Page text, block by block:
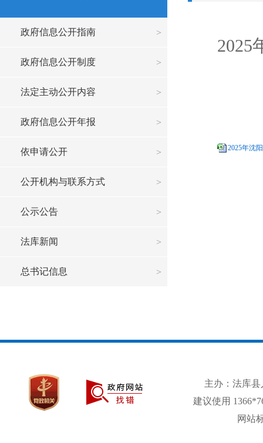
政府信息公开指南
政府信息公开制度
法定主动公开内容
政府信息公开年报
依申请公开
公开机构与联系方式
公示公告
法库新闻
总书记信息
2025
2025年沈
主办：法库
建议使用
网站